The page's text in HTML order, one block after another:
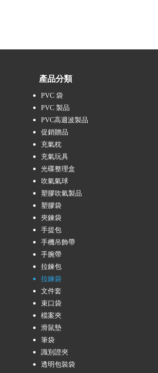
產品分類
PVC 袋
PVC 製品
PVC高週波製品
促銷贈品
充氣枕
充氣玩具
光碟整理盒
吹氣氣球
塑膠吹氣製品
塑膠袋
夾鍊袋
手提包
手機吊飾帶
手腕帶
拉鍊包
拉鍊袋
文件套
束口袋
檔案夾
滑鼠墊
筆袋
識別證夾
透明包裝袋